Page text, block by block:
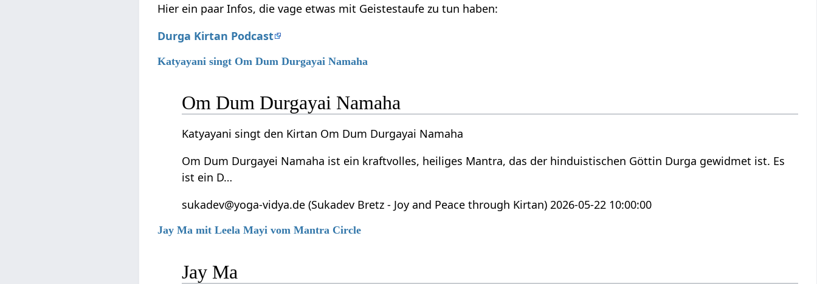
Hier ein paar Infos, die vage etwas mit Geistestaufe zu tun haben:
Durga Kirtan Podcast
Katyayani singt Om Dum Durgayai Namaha
Om Dum Durgayai Namaha
Katyayani singt den Kirtan Om Dum Durgayai Namaha
Om Dum Durgayei Namaha ist ein kraftvolles, heiliges Mantra, das der hinduistischen Göttin Durga gewidmet ist. Es
ist ein D…
sukadev@yoga-vidya.de (Sukadev Bretz - Joy and Peace through Kirtan) 2026-05-22 10:00:00
Jay Ma mit Leela Mayi vom Mantra Circle
Jay Ma